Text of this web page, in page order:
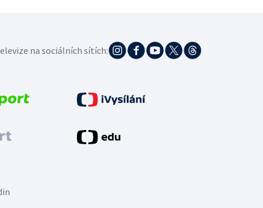
na sociálních sítích: